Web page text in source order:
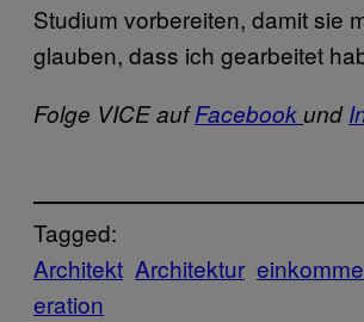
Studium vorbereiten, damit sie
glauben, dass ich gearbeitet
Folge VICE aufFacebookund
Tagged:
Architekt Architektur
eration